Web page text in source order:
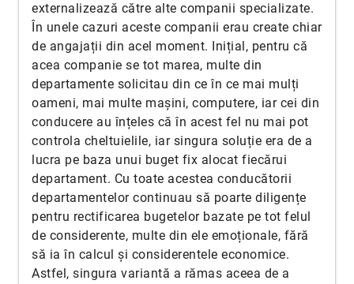
externalizează către alte companii specializate.
În unele cazuri aceste companii erau create chiar
de angajații din acel moment. Inițial, pentru că
acea companie se tot marea, multe din
departamente solicitau din ce în ce mai mulți
oameni, mai multe mașini, computere, iar cei din
conducere au înțeles că în acest fel nu mai pot
controla cheltuielile, iar singura soluție era de a
lucra pe baza unui buget fix alocat fiecărui
departament. Cu toate acestea conducătorii
departamentelor continuau să poarte diligențe
pentru rectificarea bugetelor bazate pe tot felul
de considerente, multe din ele emoționale, fără
să ia în calcul și considerentele economice.
Astfel, singura variantă a rămas aceea de a